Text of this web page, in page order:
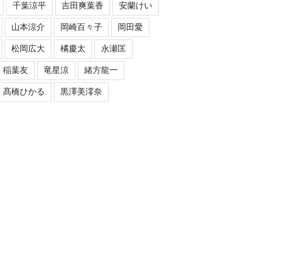
千葉涼平 吉田爽葉香 安蘭けい
山本涼介 岡崎百々子 岡田愛
松岡広大 橘慶太 永瀬匡
稲葉友 竜星涼 緒方龍一
髙橋ひかる 黒澤美澪奈